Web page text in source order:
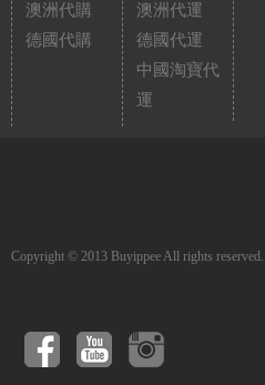
澳洲代購
德國代購
澳洲代運
德國代運
中國淘寶代
運
Copyright © 2013 Buyippee All rights reserved.